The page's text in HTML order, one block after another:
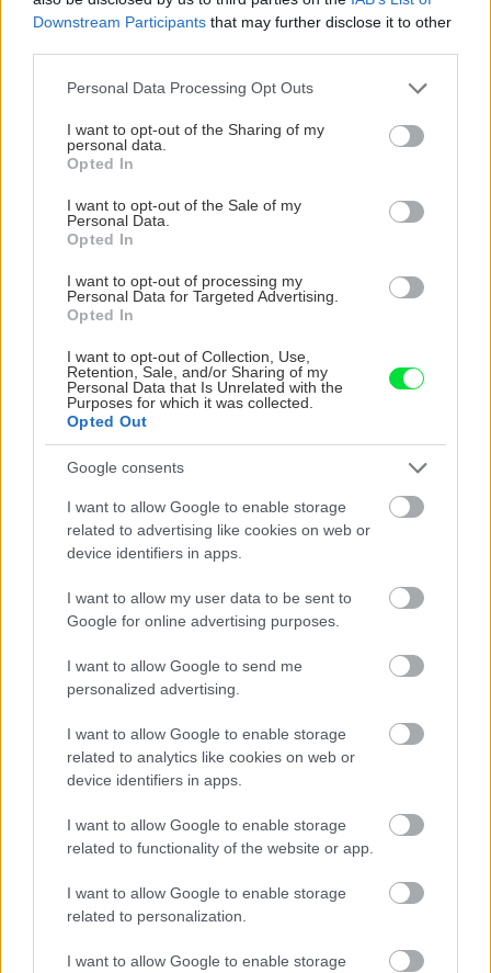
Downstream Participants that may further disclose it to other
Please note that this website/app uses one or more Google
not limited to your visit or usage behaviour. You may click to
grant or deny consent to Google and its third-party tags to
use your data for below specified purposes in below Google
consent section.
Personal Data Processing Opt Outs
I want to opt-out of the Sharing of my
personal data.
Opted In
I want to opt-out of the Sale of my
Personal Data.
Opted In
I want to opt-out of processing my
Personal Data for Targeted Advertising.
Opted In
I want to opt-out of Collection, Use,
Retention, Sale, and/or Sharing of my
Personal Data that Is Unrelated with the
Purposes for which it was collected.
Opted Out
Google consents
I want to allow Google to enable storage
related to advertising like cookies on web or
device identifiers in apps.
I want to allow my user data to be sent to
Google for online advertising purposes.
I want to allow Google to send me
personalized advertising.
I want to allow Google to enable storage
related to analytics like cookies on web or
device identifiers in apps.
I want to allow Google to enable storage
related to functionality of the website or app.
I want to allow Google to enable storage
related to personalization.
I want to allow Google to enable storage
Aktuality
v najnovšom vydaní
splýva s prírodou. Budova
od ateliéru BIG bude z
Saunu má v kuchyni,
miesto stien si vybral veľkú
škatuľu. Takto býva
plastický chirurg v
Nemecku!
Ako vyčistiť gril ľahko a
kedy je najlepší čas na
čistenie
6 overených receptov na
domáce dresingy. Lepšie v
obchode nekúpite
KOMENTÁRE